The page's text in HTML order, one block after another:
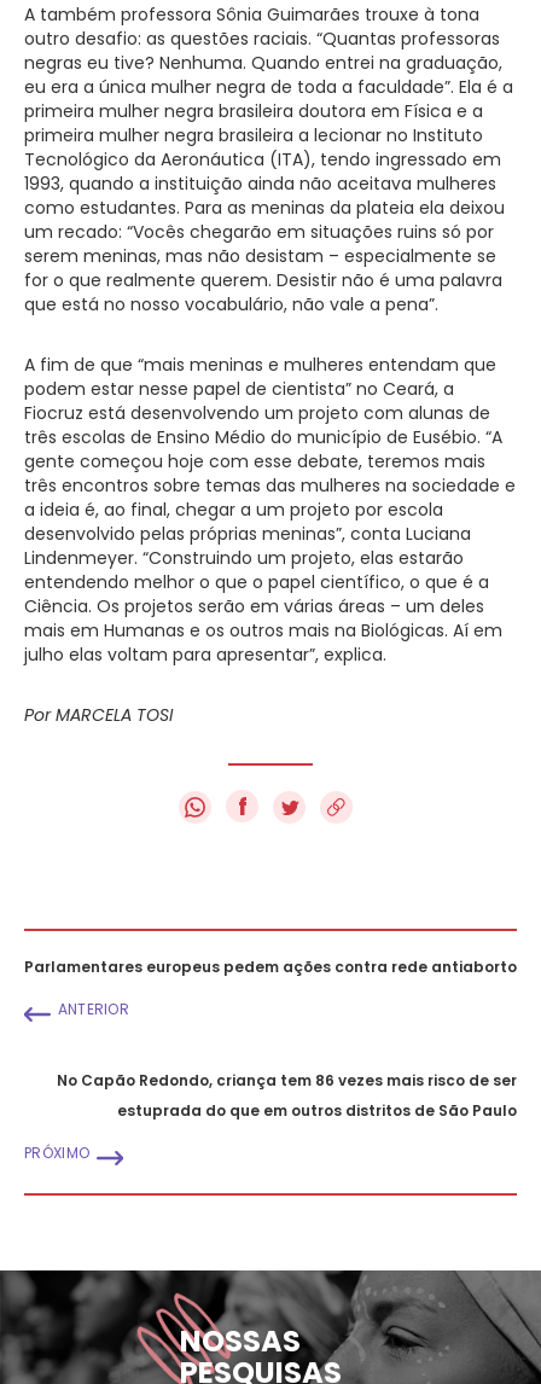
A também professora Sônia Guimarães trouxe à tona
outro desafio: as questões raciais. “Quantas professoras
negras eu tive? Nenhuma. Quando entrei na graduação,
eu era a única mulher negra de toda a faculdade”. Ela é a
primeira mulher negra brasileira doutora em Física e a
primeira mulher negra brasileira a lecionar no Instituto
Tecnológico da Aeronáutica (ITA), tendo ingressado em
1993, quando a instituição ainda não aceitava mulheres
como estudantes. Para as meninas da plateia ela deixou
um recado: “Vocês chegarão em situações ruins só por
serem meninas, mas não desistam – especialmente se
for o que realmente querem. Desistir não é uma palavra
que está no nosso vocabulário, não vale a pena”.
A fim de que “mais meninas e mulheres entendam que
podem estar nesse papel de cientista” no Ceará, a
Fiocruz está desenvolvendo um projeto com alunas de
três escolas de Ensino Médio do município de Eusébio. “A
gente começou hoje com esse debate, teremos mais
três encontros sobre temas das mulheres na sociedade e
a ideia é, ao final, chegar a um projeto por escola
desenvolvido pelas próprias meninas”, conta Luciana
Lindenmeyer. “Construindo um projeto, elas estarão
entendendo melhor o que o papel científico, o que é a
Ciência. Os projetos serão em várias áreas – um deles
mais em Humanas e os outros mais na Biológicas. Aí em
julho elas voltam para apresentar”, explica.
Por MARCELA TOSI
f
Parlamentares europeus pedem ações contra rede antiaborto
ANTERIOR
No Capão Redondo, criança tem 86 vezes mais risco de ser
estuprada do que em outros distritos de São Paulo
PRÓXIMO
NOSSAS
PESQUISAS